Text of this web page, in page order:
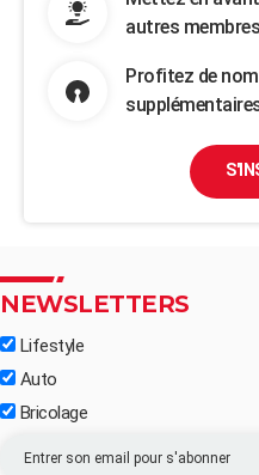
autres membres
Profitez de
NEWSLETTERS
Lifestyle
Auto
Bricolage